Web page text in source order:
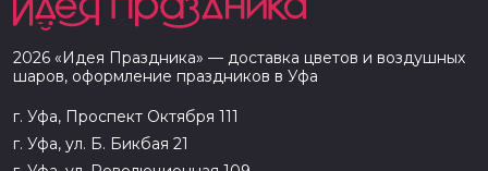
2026 «Идея Праздника» — доставка цветов и воздушных
шаров, оформление праздников в Уфа
г. Уфа, Проспект Октября 111
г. Уфа, ул. Б. Бикбая 21